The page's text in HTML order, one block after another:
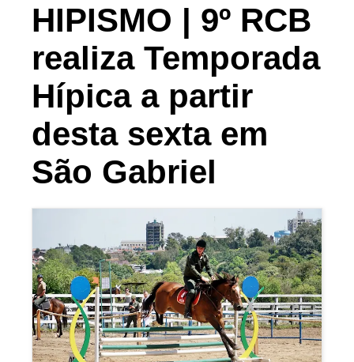
HIPISMO | 9º RCB
realiza Temporada
Hípica a partir
desta sexta em
São Gabriel